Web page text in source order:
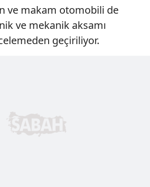
.
ve makam otomobili de
ve mekanik aksamı
geçiriliyor.